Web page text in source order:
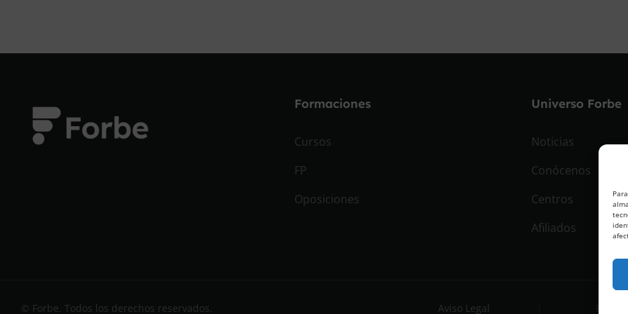
Formaciones
Cursos
FP
Oposiciones
Universo Forbe
Noticias
Conócenos
Centros
Afiliados
© Forbe. Todos los derechos reservados. Aviso Legal